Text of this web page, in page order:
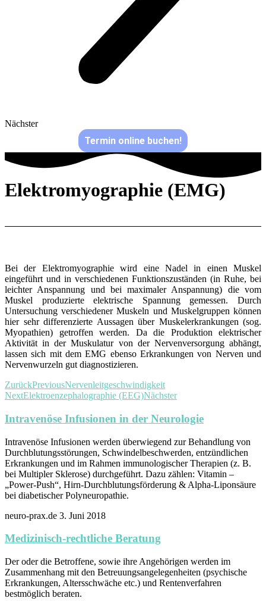
Nächster
Termin online buchen!
Elektromyographie (EMG)
Bei der Elektromyographie wird eine Nadel in einen Muskel
eingeführt und in verschiedenen Funktionszuständen (in Ruhe, bei
leichter Anspannung und bei maximaler Anspannung) die vom
Muskel produzierte elektrische Spannung gemessen. Durch
Untersuchung verschiedener Muskeln und Muskelgruppen können
hier sehr differenzierte Aussagen über Muskelerkrankungen (sog.
Myopathien) getroffen werden. Da die Produktion elektrischer
Aktivität in der Muskulatur von der Nervenversorgung abhängt,
lassen sich mit dem EMG ebenso Erkrankungen von Nerven und
Nervenwurzeln gut diagnostizieren.
ZurückPreviousNervenleitgeschwindigkeit
NextElektroenzephalographie (EEG)Nächster
Intravenöse Infusionen in der Neurologie
Intravenöse Infusionen werden überwiegend zur Behandlung von
Durchblutungsstörungen, Schwindelbeschwerden, entzündlichen
Erkrankungen und im Rahmen immunologischer Therapien (z. B.
bei Multipler Sklerose) durchgeführt. Dazu zählen: Vitamin –
„Power-Push“, Hirn-Durchblutungsförderung & Alpha-Liponsäure
bei diabetischer Polyneuropathie.
neuro-prax.de 3. Juni 2018
Medizinisch-rechtliche Beratung
Der oder die Betroffene, sowie ihre Angehörigen werden im
Zusammenhang mit den Betreuungsangelegenheiten (psychische
Erkrankungen, Altersschwäche etc.) und Rentenverfahren
bestmöglich beraten.